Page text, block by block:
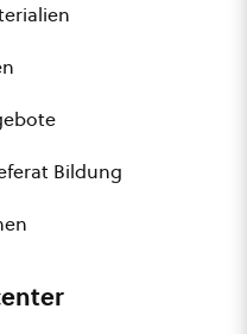
Bildung